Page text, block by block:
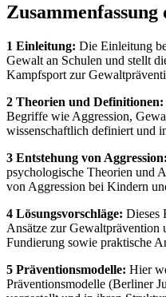
1 Einleitung: Die Einleitung
Gewalt an Schulen und stellt
Kampfsport zur
2 Theorien und Definitionen:
Begriffe wie Aggression,
wissenschaftlich definiert und
3 Entstehung von Aggression:
psychologische Theorien und
von Aggression bei Kindern
4 Lösungsvorschläge: Dieses
Ansätze zur Gewaltprävention
Fundierung sowie praktische
5 Präventionsmodelle: Hier
Präventionsmodelle (Berliner